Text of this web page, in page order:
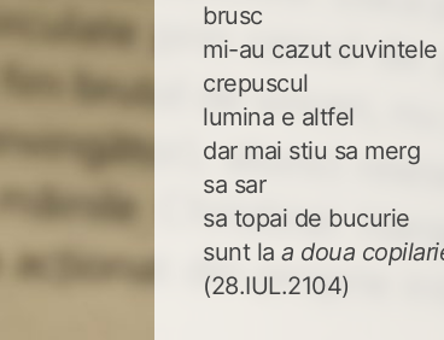
brusc
mi-au cazut cuvintele
crepuscul
lumina e altfel
dar mai stiu sa merg
sa sar
sa topai de bucurie
sunt laa doua
(28.IUL.2104)